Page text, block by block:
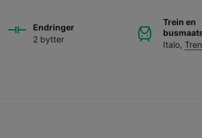
Endringer
2 bytter
Trein en
Italo,